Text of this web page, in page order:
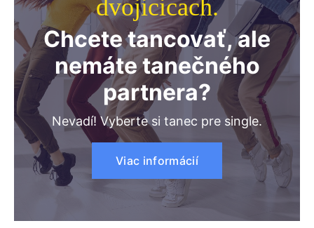
dvojicicach.
Chcete tancovať, ale
nemáte tanečného
partnera?
Nevadí! Vyberte si tanec pre single.
Viac informácií